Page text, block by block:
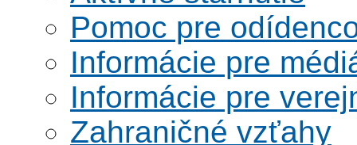
Pomoc pre
Informácie pre
Informácie pre
Zahraničné vzťahy